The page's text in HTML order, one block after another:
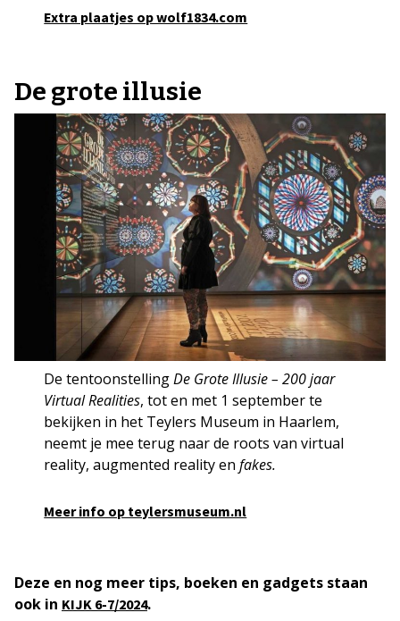
Extra plaatjes op wolf1834.com
De grote illusie
De tentoonstellingDe Grote Illusie – 200 jaar
Virtual Realities, tot en met 1 september te
bekijken in het Teylers Museum in Haarlem,
neemt je mee terug naar de roots van virtual
reality, augmented reality enfakes.
Meer info op teylersmuseum.nl
Deze en nog meer tips, boeken en gadgets staan
ook in KIJK 6-7/2024.